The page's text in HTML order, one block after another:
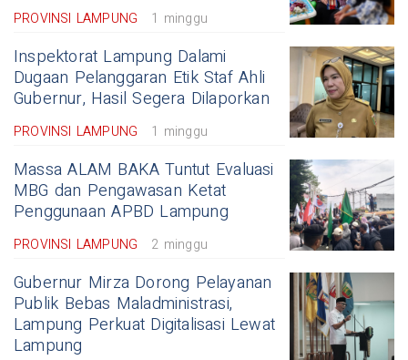
PROVINSI LAMPUNG 1 minggu
Inspektorat Lampung Dalami
Dugaan Pelanggaran Etik Staf Ahli
Gubernur, Hasil Segera Dilaporkan
PROVINSI LAMPUNG 1 minggu
Massa ALAM BAKA Tuntut Evaluasi
MBG dan Pengawasan Ketat
Penggunaan APBD Lampung
PROVINSI LAMPUNG 2 minggu
Gubernur Mirza Dorong Pelayanan
Publik Bebas Maladministrasi,
Lampung Perkuat Digitalisasi Lewat
Lampung